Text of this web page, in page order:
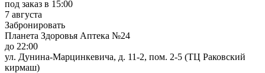
под заказ в 15:00
7 августа
Забронировать
Планета Здоровья Аптека №24
до 22:00
ул. Дунина-Марцинкевича, д. 11-2, пом. 2-5 (ТЦ Раковский
кирмаш)